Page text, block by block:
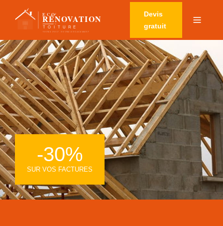
Devis
gratuit
-30%
SUR VOS FACTURES